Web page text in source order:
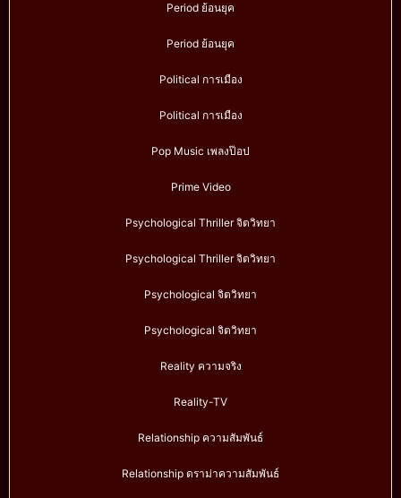
Period ย้อนยุค
Period ย้อนยุค
Political การเมือง
Political การเมือง
Pop Music เพลงป๊อป
Prime Video
Psychological Thriller จิตวิทยา
Psychological Thriller จิตวิทยา
Psychological จิตวิทยา
Psychological จิตวิทยา
Reality ความจริง
Reality-TV
Relationship ความสัมพันธ์
Relationship ดราม่าความสัมพันธ์